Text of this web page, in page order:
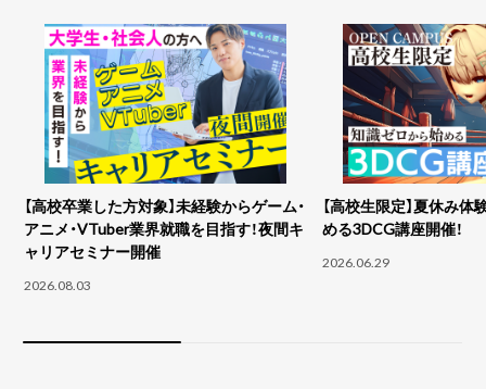
【高校卒業した方対象】未経験からゲーム・
アニメ・VTuber業界就職を目指す！夜間キ
ャリアセミナー開催
2026.08.03
【高校生限定】夏休み体
める3DCG講座開催！
2026.06.29